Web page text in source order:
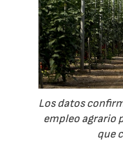
Los datos
empleo agrario
que